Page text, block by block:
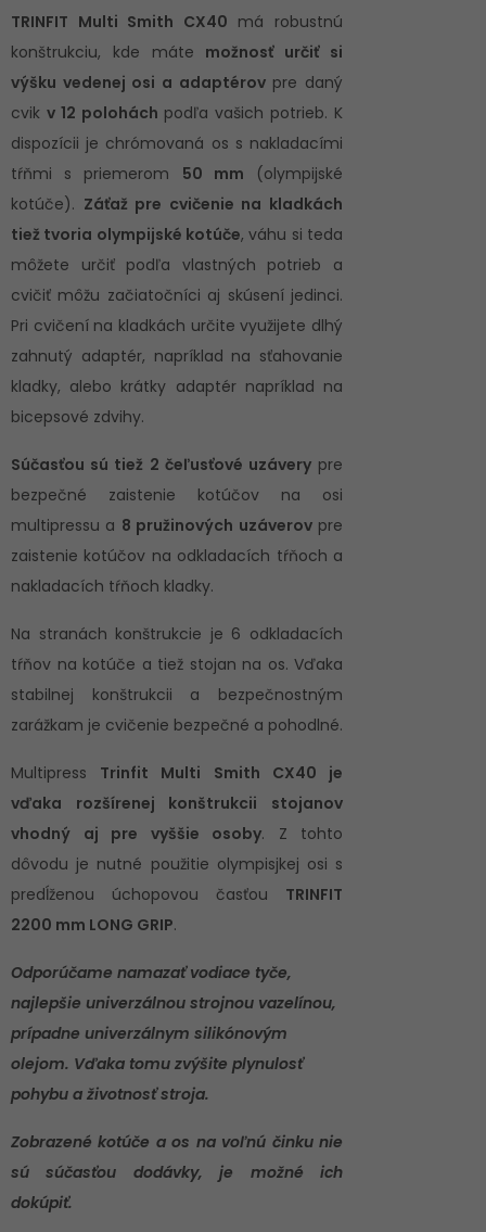
TRINFIT Multi Smith CX40 má robustnú
konštrukciu, kde máte možnosť určiť si
výšku vedenej osi a adaptérovpre daný
cvik v 12 polohách podľa vašich potrieb. K
dispozícii je chrómovaná os s nakladacími
tŕňmi s priemerom 50 mm (olympijské
kotúče). Záťaž pre cvičenie na kladkách
tiež tvoria olympijské kotúče, váhu si teda
môžete určiť podľa vlastných potrieb a
cvičiť môžu začiatočníci aj skúsení jedinci.
Pri cvičení na kladkách určite využijete dlhý
zahnutý adaptér, napríklad na sťahovanie
kladky, alebo krátky adaptér napríklad na
bicepsové zdvihy.
Súčasťou sú tiež 2 čeľusťové uzáverypre
bezpečné zaistenie kotúčov na osi
multipressu a 8 pružinových uzáverovpre
zaistenie kotúčov na odkladacích tŕňoch a
nakladacích tŕňoch kladky.
Na stranách konštrukcie je 6 odkladacích
tŕňov na kotúče a tiež stojan na os. Vďaka
stabilnej konštrukcii a bezpečnostným
zarážkam je cvičenie bezpečné a pohodlné.
Multipress Trinfit Multi Smith CX40 je
vďaka rozšírenej konštrukcii stojanov
vhodný aj pre vyššie osoby. Z tohto
dôvodu je nutné použitie olympisjkej osi s
predĺženou úchopovou časťou TRINFIT
2200 mm LONG GRIP.
Odporúčame namazať vodiace tyče,
najlepšie univerzálnou strojnou vazelínou,
prípadne univerzálnym silikónovým
olejom. Vďaka tomu zvýšite plynulosť
pohybu a životnosť stroja.
Zobrazené kotúče a os na voľnú činku nie
sú súčasťou dodávky, je možné ich
dokúpiť.